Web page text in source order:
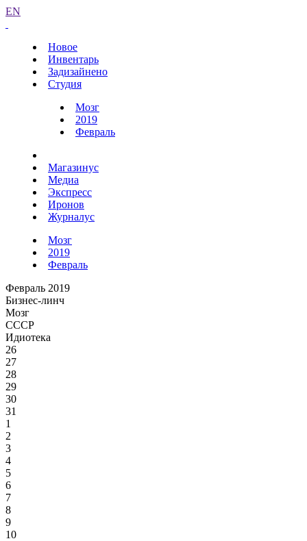
EN
Новое
Инвентарь
Задизайнено
Студия
Мозг
2019
Февраль
Магазинус
Медиа
Экспресс
Иронов
Журналус
Мозг
2019
Февраль
Февраль 2019
Бизнес-линч
Мозг
СССР
Идиотека
26
27
28
29
30
31
1
2
3
4
5
6
7
8
9
10